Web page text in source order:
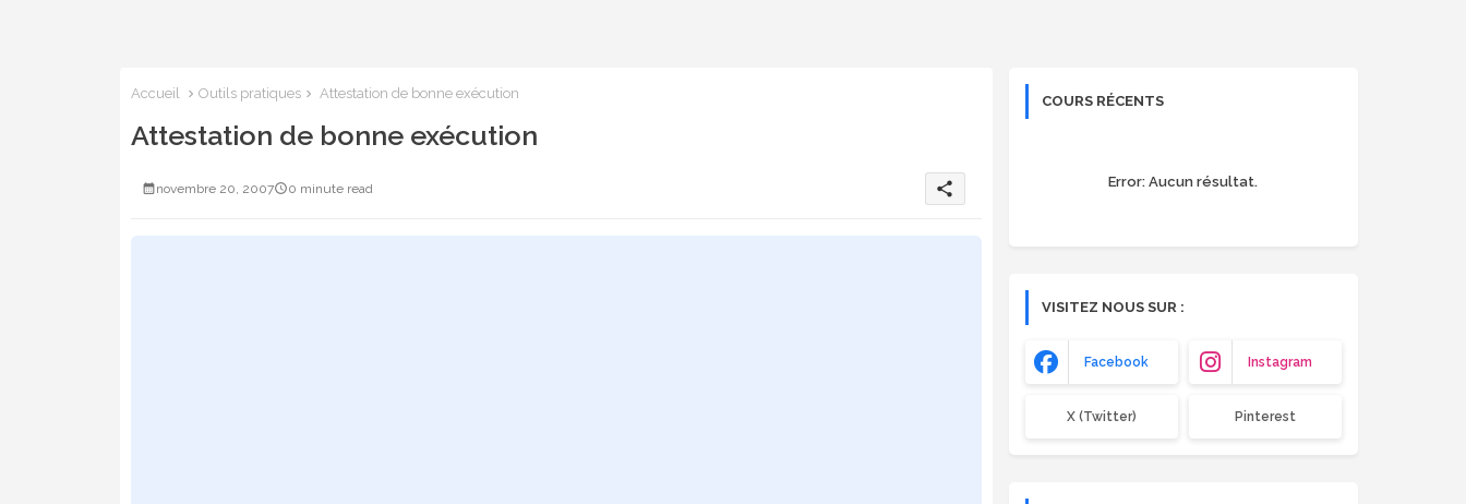
Accueil Outils pratiques Attestation de bonne exécution
Attestation de bonne exécution
novembre 20, 2007 0 minute read share
COURS RÉCENTS
Error: Aucun résultat.
VISITEZ NOUS SUR :
Facebook Instagram
X (Twitter) Pinterest